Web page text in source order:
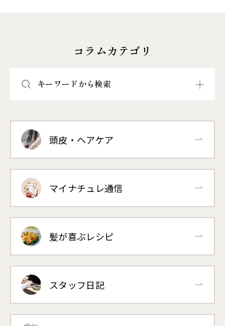
コラムカテゴリ
キーワードから検索
頭皮・ヘアケア
マイナチュレ通信
髪が喜ぶレシピ
スタッフ日記